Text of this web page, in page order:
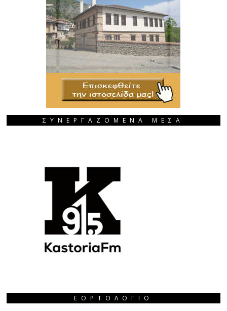
ΣΥΝΕΡΓΑΖΟΜΕΝΑ ΜΕΣΑ
ΕΟΡΤΟΛΌΓΙΟ